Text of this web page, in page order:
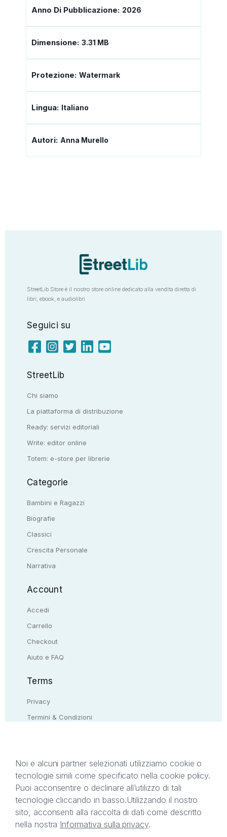
Anno Di Pubblicazione: 2026
Dimensione: 3.31 MB
Protezione: Watermark
Lingua: Italiano
Autori: Anna Murello
StreetLib Store è il nostro store online dedicato alla vendita diretta di
libri, ebook, e audiolibri
Seguici su
StreetLib
Chi siamo
La piattaforma di distribuzione
Ready: servizi editoriali
Write: editor online
Totem: e-store per librerie
Categorie
Bambini e Ragazzi
Biografie
Classici
Crescita Personale
Narrativa
Account
Accedi
Carrello
Checkout
Aiuto e FAQ
Terms
Privacy
Termini & Condizioni
Il presente sito web è di proprietà di StreetLib S.r.l.
titolare di tutti i diritti di proprietà intellettuale
afferenti ai marchi, loghi e segni distintivi presenti
sul sito web. Si invita l’utente a prendere visione
Noi e alcuni partner selezionati utilizziamo cookie o
tecnologie simili come specificato nella cookie policy.
Puoi acconsentire o declinare all’utilizzo di tali
tecnologie cliccando in basso.Utilizzando il nostro
sito, acconsenti alla raccolta di dati come descritto
nella nostra Informativa sulla privacy.